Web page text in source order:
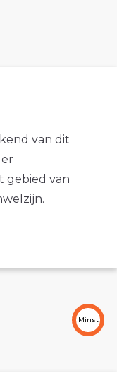
van dit
gebied van
Minst